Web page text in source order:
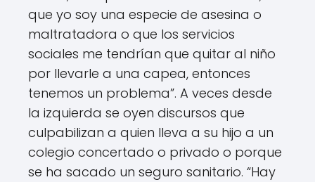
que yo soy una especie de asesina o
maltratadora o que los servicios
sociales me tendrían que quitar al niño
por llevarle a una capea, entonces
tenemos un problema”. A veces desde
la izquierda se oyen discursos que
culpabilizan a quien lleva a su hijo a un
colegio concertado o privado o porque
se ha sacado un seguro sanitario. “Hay